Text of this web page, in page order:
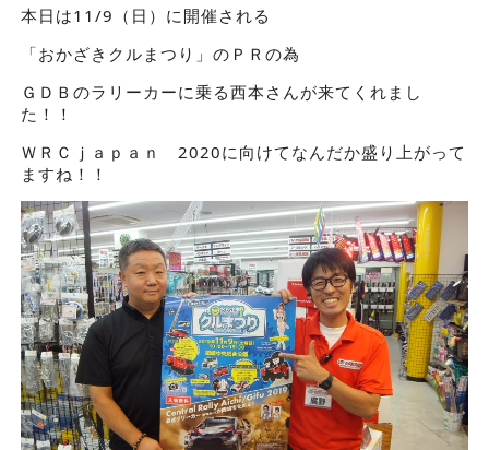
本日は11/9（日）に開催される
「おかざきクルまつり」のＰＲの為
ＧＤＢのラリーカーに乗る西本さんが来てくれまし
た！！
ＷＲＣｊａｐａｎ 2020に向けてなんだか盛り上がって
ますね！！